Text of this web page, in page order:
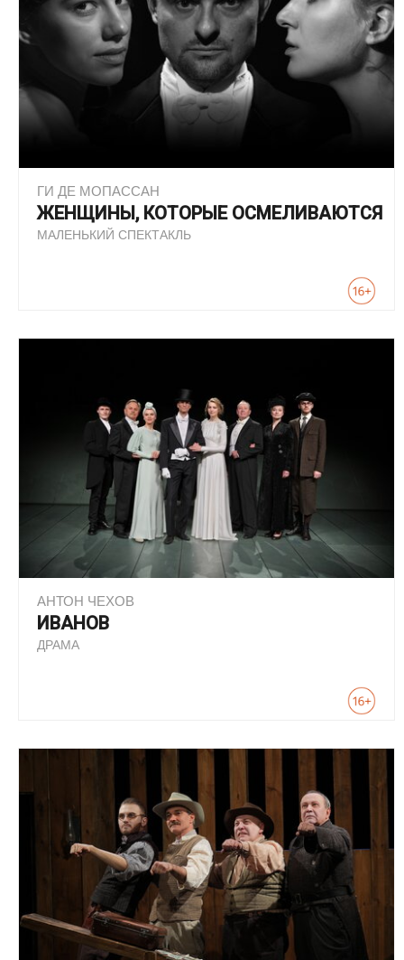
ГИ ДЕ МОПАССАН
ЖЕНЩИНЫ, КОТОРЫЕ ОСМЕЛИВАЮТСЯ
МАЛЕНЬКИЙ СПЕКТАКЛЬ
АНТОН ЧЕХОВ
ИВАНОВ
ДРАМА